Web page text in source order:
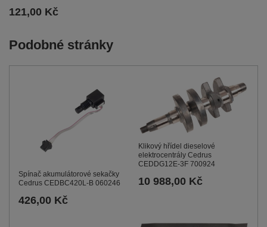
121,00 Kč
Podobné stránky
Spínač akumulátorové sekačky
Cedrus CEDBC420L-B 060246
426,00 Kč
Klikový hřídel dieselové
elektrocentrály Cedrus
CEDDG12E-3F 700924
10 988,00 Kč